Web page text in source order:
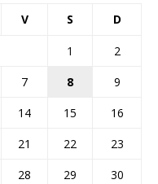
V S D
1
2
7 8
9
14 15
16
21 22
23
28 29
30